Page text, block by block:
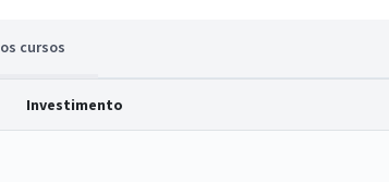
os cursos
Investimento